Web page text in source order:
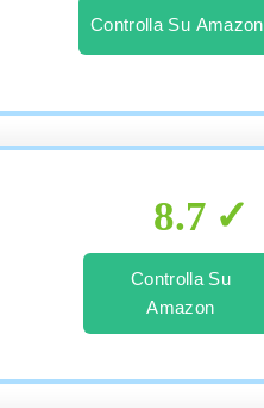
Controlla Su Amazon
8.7
Controlla Su
Amazon